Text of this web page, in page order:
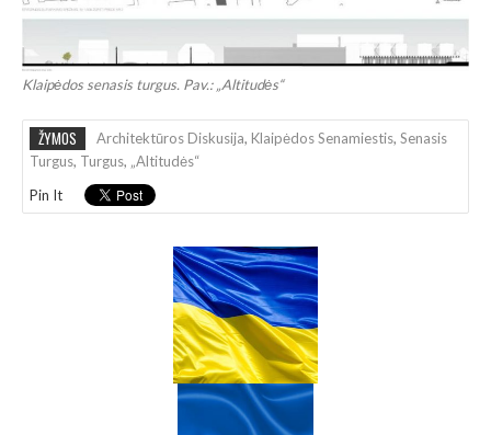
Klaipėdos senasis turgus. Pav.: „Altitudės“
ŽYMOS Architektūros Diskusija, Klaipėdos Senamiestis, Senasis
Turgus, Turgus, „Altitudės“
Pin It